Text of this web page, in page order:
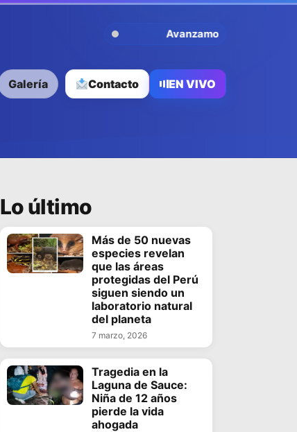
Avanzamos Contigo
Galería Contacto EN VIVO
Lo último
Más de 50 nuevas
especies revelan
que las áreas
protegidas del Perú
siguen siendo un
laboratorio natural
del planeta
7 marzo, 2026
Tragedia en la
Laguna de Sauce:
Niña de 12 años
pierde la vida
ahogada